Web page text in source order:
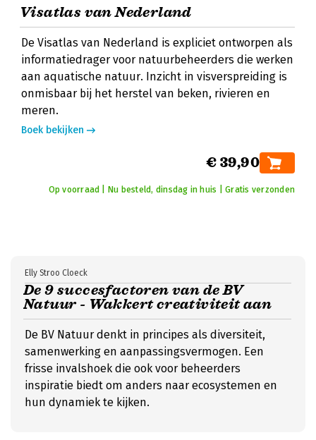
Visatlas van Nederland
De Visatlas van Nederland is expliciet ontworpen als
informatiedrager voor natuurbeheerders die werken
aan aquatische natuur. Inzicht in visverspreiding is
onmisbaar bij het herstel van beken, rivieren en
meren.
Boek bekijken
€ 39,90
Op voorraad | Nu besteld, dinsdag in huis | Gratis verzonden
De 9 succesfactoren van de BV
Natuur - Wakkert creativiteit aan
Elly Stroo Cloeck
De BV Natuur denkt in principes als diversiteit,
samenwerking en aanpassingsvermogen. Een
frisse invalshoek die ook voor beheerders
inspiratie biedt om anders naar ecosystemen en
hun dynamiek te kijken.